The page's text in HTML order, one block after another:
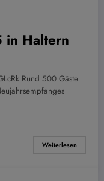
in Haltern
Rund 500 Gäste
Weiterlesen